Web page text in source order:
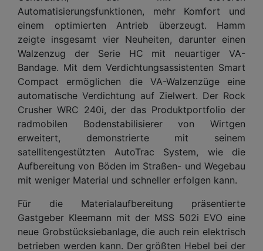
Automatisierungsfunktionen, mehr Komfort und
einem optimierten Antrieb überzeugt. Hamm
zeigte insgesamt vier Neuheiten, darunter einen
Walzenzug der Serie HC mit neuartiger VA-
Bandage. Mit dem Verdichtungsassistenten Smart
Compact ermöglichen die VA-Walzenzüge eine
automatische Verdichtung auf Zielwert. Der Rock
Crusher WRC 240i, der das Produktportfolio der
radmobilen Bodenstabilisierer von Wirtgen
erweitert, demonstrierte mit seinem
satellitengestützten AutoTrac System, wie die
Aufbereitung von Böden im Straßen- und Wegebau
mit weniger Material und schneller erfolgen kann.
Für die Materialaufbereitung präsentierte
Gastgeber Kleemann mit der MSS 502i EVO eine
neue Grobstücksiebanlage, die auch rein elektrisch
betrieben werden kann. Der größten Hebel bei der